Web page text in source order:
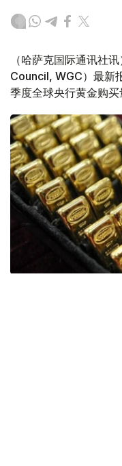
（哈萨克国际通讯社
Council, WGC）最新
季度全球央行黄金购买